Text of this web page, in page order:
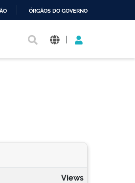
ÓRGÃOS DO GOVERNO
|
Views